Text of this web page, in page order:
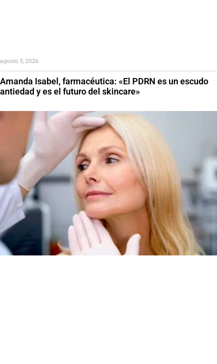
Amanda Isabel, farmacéutica: «El PDRN es un escudo
antiedad y es el futuro del skincare»
agosto 5, 2026